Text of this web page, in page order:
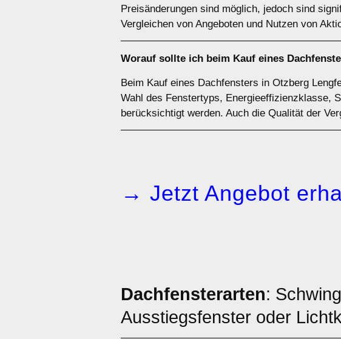
Preisänderungen sind möglich, jedoch sind
Vergleichen von Angeboten und Nutzen von
Worauf sollte ich beim Kauf eines
Beim Kauf eines Dachfensters in Otzberg
Wahl des Fenstertyps, Energieeffizienzklasse,
berücksichtigt werden. Auch die Qualität der
→ Jetzt Angebot
Dachfensterarten:
Ausstiegsfenster oder